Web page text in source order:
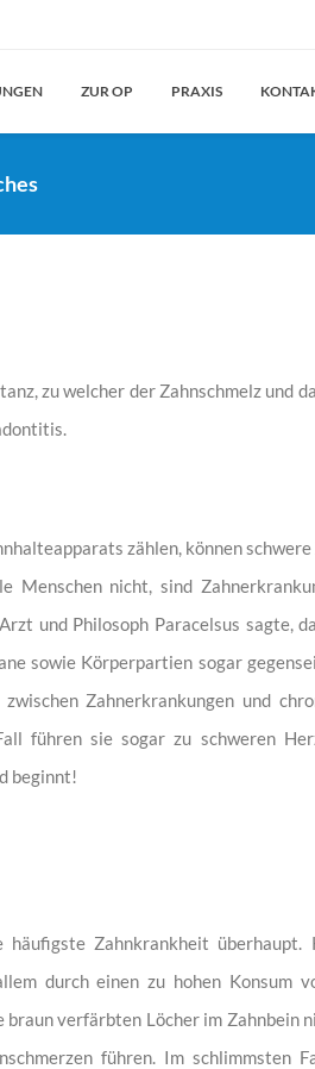
ZUR OP PRAXIS
zu welcher der Zahnschmelz und
zählen, können
Menschen nicht, sind
und Philosoph Paracelsus sagte,
sowie Körperpartien sogar
Zahnerkrankungen und
führen sie sogar zu schweren
beginnt!
Zahnkrankheit
durch einen zu hohen Konsum
verfärbten Löcher im Zahnbein
führen. Im schlimmsten